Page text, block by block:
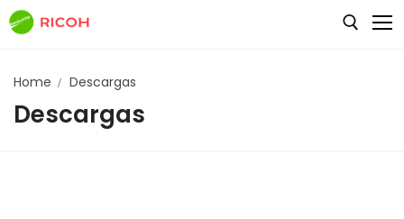
Navecomp
Home Descargas
Descargas